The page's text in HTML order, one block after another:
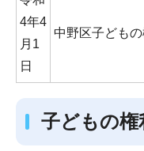
4年4
月1
日
中野区子ども
子どもの権